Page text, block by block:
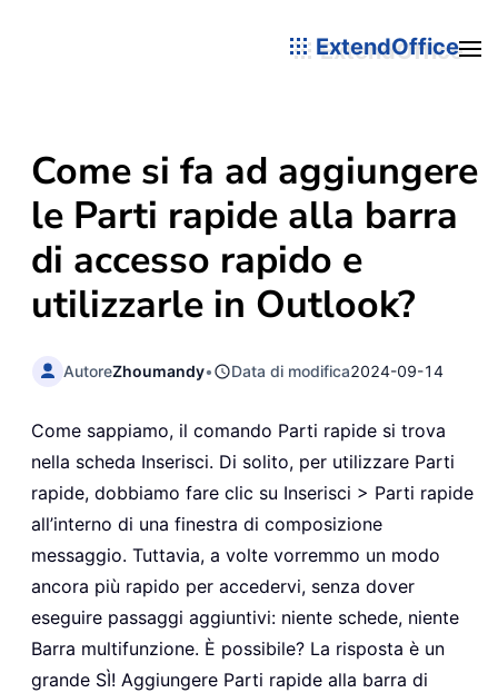
ExtendOffice
Come si fa ad aggiungere
le Parti rapide alla barra
di accesso rapido e
utilizzarle in Outlook?
AutoreZhoumandy• Data di modifica2024-09-14
Come sappiamo, il comando Parti rapide si trova
nella scheda Inserisci. Di solito, per utilizzare Parti
rapide, dobbiamo fare clic su Inserisci > Parti rapide
all’interno di una finestra di composizione
messaggio. Tuttavia, a volte vorremmo un modo
ancora più rapido per accedervi, senza dover
eseguire passaggi aggiuntivi: niente schede, niente
Barra multifunzione. È possibile? La risposta è un
grande SÌ! Aggiungere Parti rapide alla barra di